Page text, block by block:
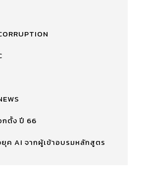
กตั้ง ปี 66
ค AI จากผู้เข้าอบรมหลักสูตร